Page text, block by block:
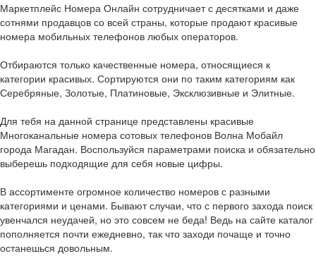
Маркетплейс Номера Онлайн сотрудничает с десятками и даже
сотнями продавцов со всей страны, которые продают красивые
номера мобильных телефонов любых операторов.
Отбираются только качественные номера, относящиеся к
категории красивых. Сортируются они по таким категориям как
Серебряные, Золотые, Платиновые, Эксклюзивные и Элитные.
Для тебя на данной странице представлены красивые
Многоканальные номера сотовых телефонов Волна Мобайл
города Магадан. Воспользуйся параметрами поиска и обязательно
выберешь подходящие для себя новые цифры.
В ассортименте огромное количество номеров с разными
категориями и ценами. Бывают случаи, что с первого захода поиск
увенчался неудачей, но это совсем не беда! Ведь на сайте каталог
пополняется почти ежедневно, так что заходи почаще и точно
останешься довольным.